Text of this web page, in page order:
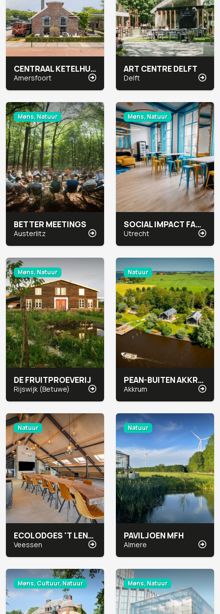
CENTRAAL KETELHUIS
Amersfoort
ART CENTRE DELFT
Delft
Mens, Natuur
BETTER MEETINGS
Austerlitz
Mens, Natuur
SOCIAL IMPACT FACTORY AAN DE GRACHT
Utrecht
Mens, Natuur
DE FRUITPROEVERIJ
Rijswijk (Betuwe)
Natuur
PEAN-BUITEN AKKRUM
Akkrum
Natuur
ECOLODGES 'T LENNEPSERF
Veessen
Natuur
PAVILJOEN MFH
Almere
Mens, Cultuur, Natuur Mens, Natuur